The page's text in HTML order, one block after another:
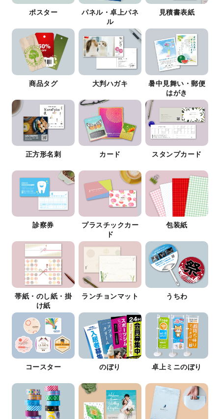
ポスター
パネル・卓上パネ
ル
見積書表紙
商品タグ 大判ハガキ
暑中見舞い・郵便
はがき
正方形名刺 カード スタンプカード
診察券
プラスチックカー
ド
包装紙
帯紙・のし紙・掛
け紙
ランチョンマット うちわ
コースター のぼり 卓上ミニのぼり